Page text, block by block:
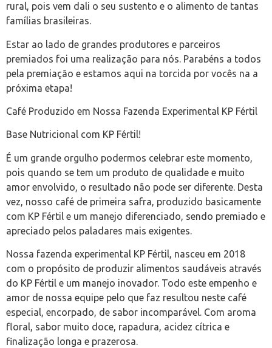
rural, pois vem dali o seu sustento e o alimento de tantas
famílias brasileiras.
Estar ao lado de grandes produtores e parceiros
premiados foi uma realização para nós. Parabéns a todos
pela premiação e estamos aqui na torcida por vocês na a
próxima etapa!
Café Produzido em Nossa Fazenda Experimental KP Fértil
Base Nutricional com KP Fértil!
É um grande orgulho podermos celebrar este momento,
pois quando se tem um produto de qualidade e muito
amor envolvido, o resultado não pode ser diferente. Desta
vez, nosso café de primeira safra, produzido basicamente
com KP Fértil e um manejo diferenciado, sendo premiado e
apreciado pelos paladares mais exigentes.
Nossa fazenda experimental KP Fértil, nasceu em 2018
com o propósito de produzir alimentos saudáveis através
do KP Fértil e um manejo inovador. Todo este empenho e
amor de nossa equipe pelo que faz resultou neste café
especial, encorpado, de sabor incomparável. Com aroma
floral, sabor muito doce, rapadura, acidez cítrica e
finalização longa e prazerosa.